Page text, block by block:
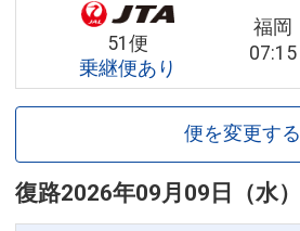
51便
乗継便あり
福岡
07:15
便を変更する
復路2026年09月09日（水）